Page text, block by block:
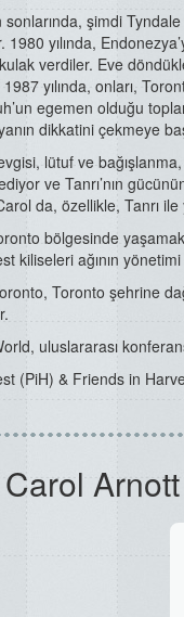
sonlarında, şimdi
1980 yılında,
verdiler. Eve
yılında, onları,
egemen olduğu
dikkatini çekmeye
lütuf ve
ve Tanrı’nın
da, özellikle, Tanrı
bölgesinde
kiliseleri ağının
Toronto şehrine
uluslararası
(PiH) & Friends in
Arnott